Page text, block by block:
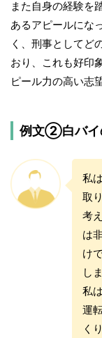
また自身の経験を
あるアピールにな
く、刑事としてど
おり、これも好印
ピール力の高い志
例文②白バイ
私
取
考
は
け
し
私
運
く